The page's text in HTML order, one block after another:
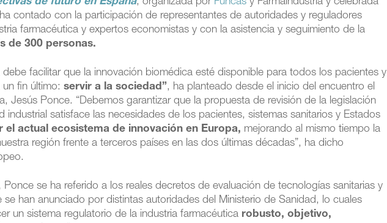
de futuro en España, organizada por Funcas y Farmaindustria y celebrada
contado con la participación de representantes de autoridades y reguladores
farmacéutica y expertos economistas y con la asistencia y seguimiento de la
de 300 personas.
debe facilitar que la innovación biomédica esté disponible para todos los pacientes y
un fin último:servir a la sociedad”, ha planteado desde el inicio del encuentro el
Jesús Ponce. “Debemos garantizar que la propuesta de revisión de la legislación
industrial satisface las necesidades de los pacientes, sistemas sanitarios y Estados
el actual ecosistema de innovación en Europa, mejorando al mismo tiempo la
región frente a terceros países en las dos últimas décadas”, ha dicho
se ha referido a los reales decretos de evaluación de tecnologías sanitarias y
han anunciado por distintas autoridades del Ministerio de Sanidad, lo cuales
un sistema regulatorio de la industria farmacéutica robusto, objetivo,